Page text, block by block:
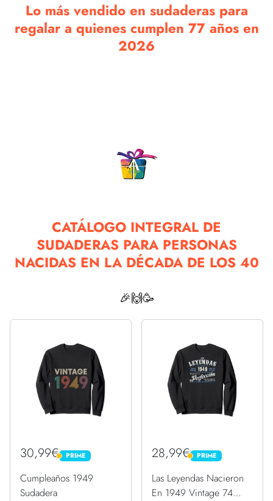
Lo más vendido en sudaderas para
regalar a quienes cumplen 77 años en
2026
CATÁLOGO INTEGRAL DE
SUDADERAS PARA PERSONAS
NACIDAS EN LA DÉCADA DE LOS 40
🎉🙌🥳
30,99€ PRIME
PRIME
Cumpleaños 1949
Sudadera
28,99€ PRIME
PRIME
Las Leyendas Nacieron
En 1949 Vintage 74